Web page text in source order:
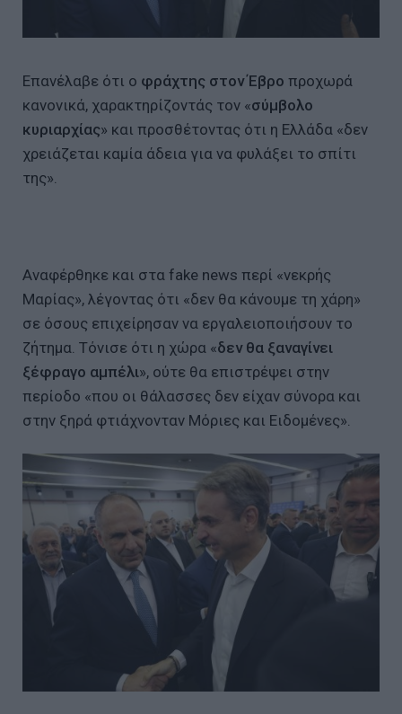
Επανέλαβε ότι ο φράχτης στον Έβρο προχωρά
κανονικά, χαρακτηρίζοντάς τον «σύμβολο
κυριαρχίας» και προσθέτοντας ότι η Ελλάδα «δεν
χρειάζεται καμία άδεια για να φυλάξει το σπίτι
της».
Αναφέρθηκε και στα fake news περί «νεκρής
Μαρίας», λέγοντας ότι «δεν θα κάνουμε τη χάρη»
σε όσους επιχείρησαν να εργαλειοποιήσουν το
ζήτημα. Τόνισε ότι η χώρα «δεν θα ξαναγίνει
ξέφραγο αμπέλι», ούτε θα επιστρέψει στην
περίοδο «που οι θάλασσες δεν είχαν σύνορα και
στην ξηρά φτιάχνονταν Μόριες και Ειδομένες».